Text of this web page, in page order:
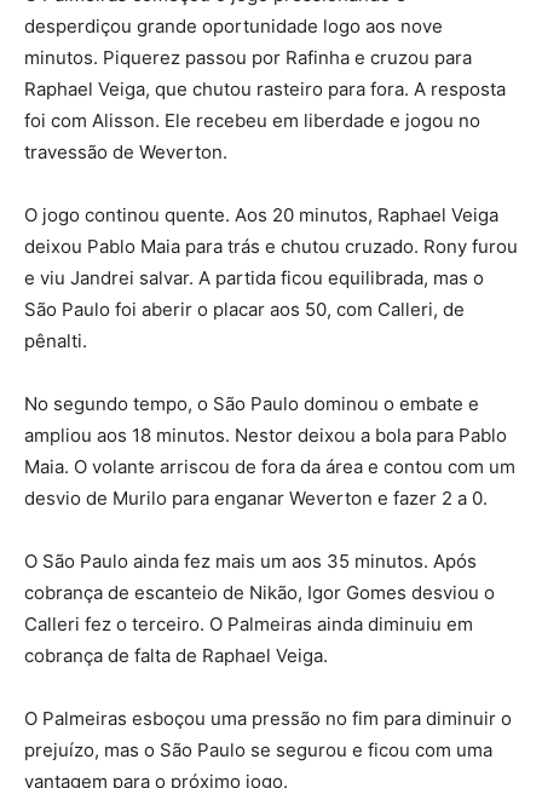
desperdiçou grande oportunidade logo aos nove
minutos. Piquerez passou por Rafinha e cruzou para
Raphael Veiga, que chutou rasteiro para fora. A resposta
foi com Alisson. Ele recebeu em liberdade e jogou no
travessão de Weverton.
O jogo continou quente. Aos 20 minutos, Raphael Veiga
deixou Pablo Maia para trás e chutou cruzado. Rony furou
e viu Jandrei salvar. A partida ficou equilibrada, mas o
São Paulo foi aberir o placar aos 50, com Calleri, de
pênalti.
No segundo tempo, o São Paulo dominou o embate e
ampliou aos 18 minutos. Nestor deixou a bola para Pablo
Maia. O volante arriscou de fora da área e contou com um
desvio de Murilo para enganar Weverton e fazer 2 a 0.
O São Paulo ainda fez mais um aos 35 minutos. Após
cobrança de escanteio de Nikão, Igor Gomes desviou o
Calleri fez o terceiro. O Palmeiras ainda diminuiu em
cobrança de falta de Raphael Veiga.
O Palmeiras esboçou uma pressão no fim para diminuir o
prejuízo, mas o São Paulo se segurou e ficou com uma
vantagem para o próximo jogo.